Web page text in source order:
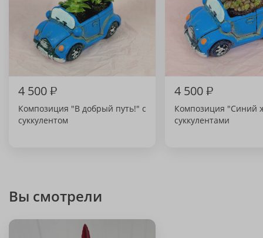
4 500₽
Композиция "В добрый путь!" с
суккулентом
4 500₽
Композиция "Синий
суккулентами
Вы смотрели